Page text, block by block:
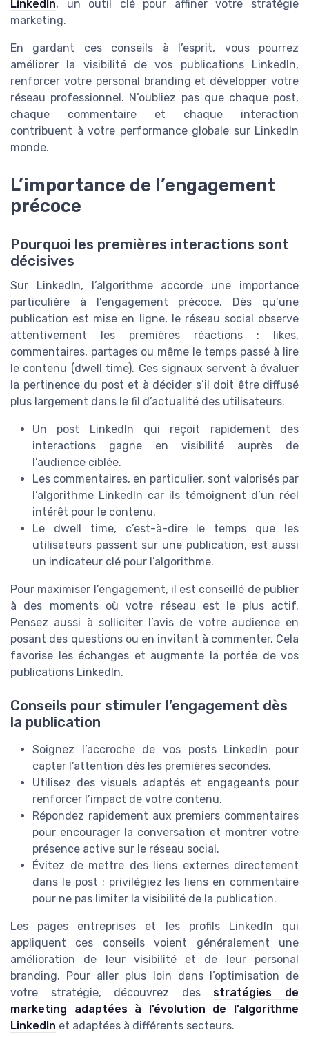
LinkedIn, un outil clé pour affiner votre stratégie
marketing.
En gardant ces conseils à l’esprit, vous pourrez
améliorer la visibilité de vos publications LinkedIn,
renforcer votre personal branding et développer votre
réseau professionnel. N’oubliez pas que chaque post,
chaque commentaire et chaque interaction
contribuent à votre performance globale sur LinkedIn
monde.
L’importance de l’engagement
précoce
Pourquoi les premières interactions sont
décisives
Sur LinkedIn, l’algorithme accorde une importance
particulière à l’engagement précoce. Dès qu’une
publication est mise en ligne, le réseau social observe
attentivement les premières réactions : likes,
commentaires, partages ou même le temps passé à lire
le contenu (dwell time). Ces signaux servent à évaluer
la pertinence du post et à décider s’il doit être diffusé
plus largement dans le fil d’actualité des utilisateurs.
Un post LinkedIn qui reçoit rapidement des
interactions gagne en visibilité auprès de
l’audience ciblée.
Les commentaires, en particulier, sont valorisés par
l’algorithme LinkedIn car ils témoignent d’un réel
intérêt pour le contenu.
Le dwell time, c’est-à-dire le temps que les
utilisateurs passent sur une publication, est aussi
un indicateur clé pour l’algorithme.
Pour maximiser l’engagement, il est conseillé de publier
à des moments où votre réseau est le plus actif.
Pensez aussi à solliciter l’avis de votre audience en
posant des questions ou en invitant à commenter. Cela
favorise les échanges et augmente la portée de vos
publications LinkedIn.
Conseils pour stimuler l’engagement dès
la publication
Soignez l’accroche de vos posts LinkedIn pour
capter l’attention dès les premières secondes.
Utilisez des visuels adaptés et engageants pour
renforcer l’impact de votre contenu.
Répondez rapidement aux premiers commentaires
pour encourager la conversation et montrer votre
présence active sur le réseau social.
Évitez de mettre des liens externes directement
dans le post ; privilégiez les liens en commentaire
pour ne pas limiter la visibilité de la publication.
Les pages entreprises et les profils LinkedIn qui
appliquent ces conseils voient généralement une
amélioration de leur visibilité et de leur personal
branding. Pour aller plus loin dans l’optimisation de
votre stratégie, découvrez des stratégies de
marketing adaptées à l’évolution de l’algorithme
LinkedIn et adaptées à différents secteurs.